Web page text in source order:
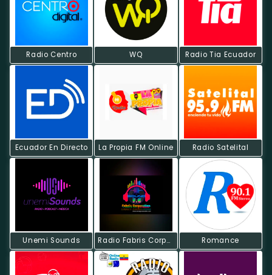
Radio Centro WQ Radio Tia Ecuador
Ecuador En Directo La Propia FM Online Radio Satelital
Unemi Sounds Radio Fabris Corporation Romance